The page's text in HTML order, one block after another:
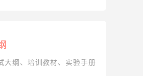
大纲、培训教材、实验手册